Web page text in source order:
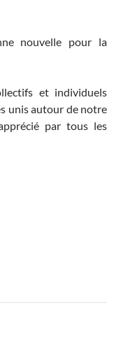
nouvelle pour la
et individuels
unis autour de notre
par tous les